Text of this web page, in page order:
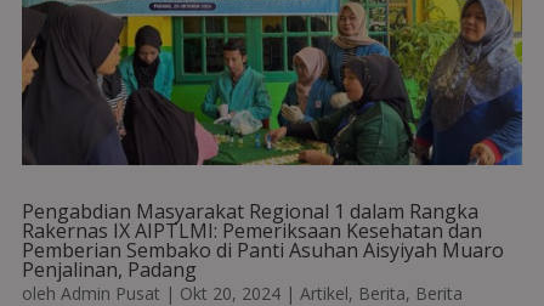
Pengabdian Masyarakat Regional 1 dalam Rangka
Rakernas IX AIPTLMI: Pemeriksaan Kesehatan dan
Pemberian Sembako di Panti Asuhan Aisyiyah Muaro
Penjalinan, Padang
oleh Admin Pusat | Okt 20, 2024| Artikel, Berita, Berita